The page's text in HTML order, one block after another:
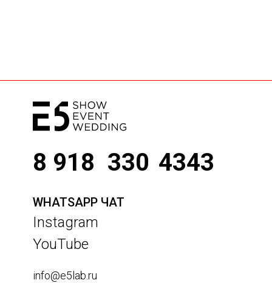
8 918
info@e5lab.ru
Instagram
YouTube
330 4343
WHATSAPP ЧАТ